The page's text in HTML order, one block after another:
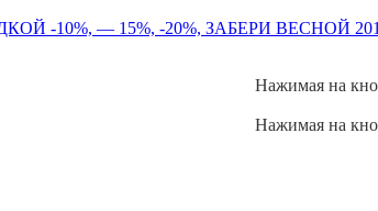
-10%, — 15%, -20%, ЗАБЕРИ ВЕСНОЙ
Нажимая на
Нажимая на